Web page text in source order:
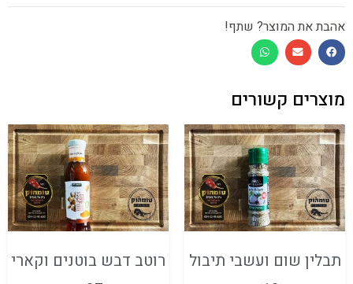
אהבת את המוצר? שתף!
מוצרים קשורים
תבלין שום ועשבי תיבול
רוטב דבש בוטנים וקארי